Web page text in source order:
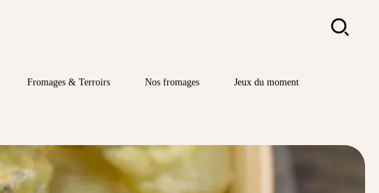
Rechercher
Fromages & Terroirs Nos fromages Jeux du moment